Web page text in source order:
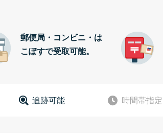
郵便局・コンビニ・は
こぽすで受取可能。
追跡可能 時間帯指定